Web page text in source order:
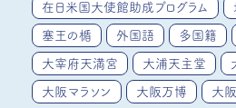
在日米国大使館助成プログラム
塞王の楯 外国語 多国籍
大宰府天満宮 大浦天主堂
大阪マラソン 大阪万博 大